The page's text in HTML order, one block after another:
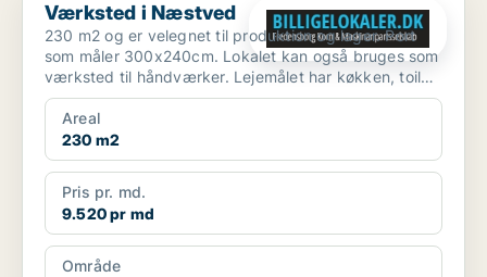
Værksted i Næstved
230 m2 og er velegnet til produktion og lager. Port
som måler 300x240cm. Lokalet kan også bruges som
værksted til håndværker. Lejemålet har køkken, toilet
og...
Areal
230 m2
Pris pr. md.
9.520 pr md
Område